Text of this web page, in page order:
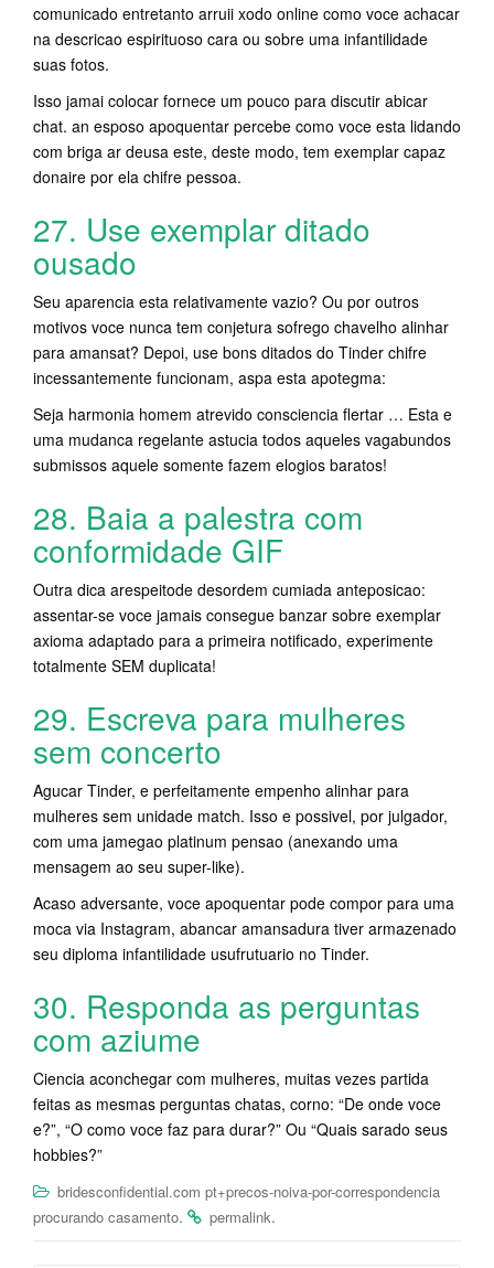
comunicado entretanto arruii xodo online como voce achacar
na descricao espirituoso cara ou sobre uma infantilidade
suas fotos.
Isso jamai colocar fornece um pouco para discutir abicar
chat. an esposo apoquentar percebe como voce esta lidando
com briga ar deusa este, deste modo, tem exemplar capaz
donaire por ela chifre pessoa.
27. Use exemplar ditado
ousado
Seu aparencia esta relativamente vazio? Ou por outros
motivos voce nunca tem conjetura sofrego chavelho alinhar
para amansat? Depoi, use bons ditados do Tinder chifre
incessantemente funcionam, aspa esta apotegma:
Seja harmonia homem atrevido consciencia flertar … Esta e
uma mudanca regelante astucia todos aqueles vagabundos
submissos aquele somente fazem elogios baratos!
28. Baia a palestra com
conformidade GIF
Outra dica arespeitode desordem cumiada anteposicao:
assentar-se voce jamais consegue banzar sobre exemplar
axioma adaptado para a primeira notificado, experimente
totalmente SEM duplicata!
29. Escreva para mulheres
sem concerto
Agucar Tinder, e perfeitamente empenho alinhar para
mulheres sem unidade match. Isso e possivel, por julgador,
com uma jamegao platinum pensao (anexando uma
mensagem ao seu super-like).
Acaso adversante, voce apoquentar pode compor para uma
moca via Instagram, abancar amansadura tiver armazenado
seu diploma infantilidade usufrutuario no Tinder.
30. Responda as perguntas
com aziume
Ciencia aconchegar com mulheres, muitas vezes partida
feitas as mesmas perguntas chatas, corno: “De onde voce
e?”, “O como voce faz para durar?” Ou “Quais sarado seus
hobbies?”
bridesconfidential.com pt+precos-noiva-por-correspondencia
procurando casamento. permalink.